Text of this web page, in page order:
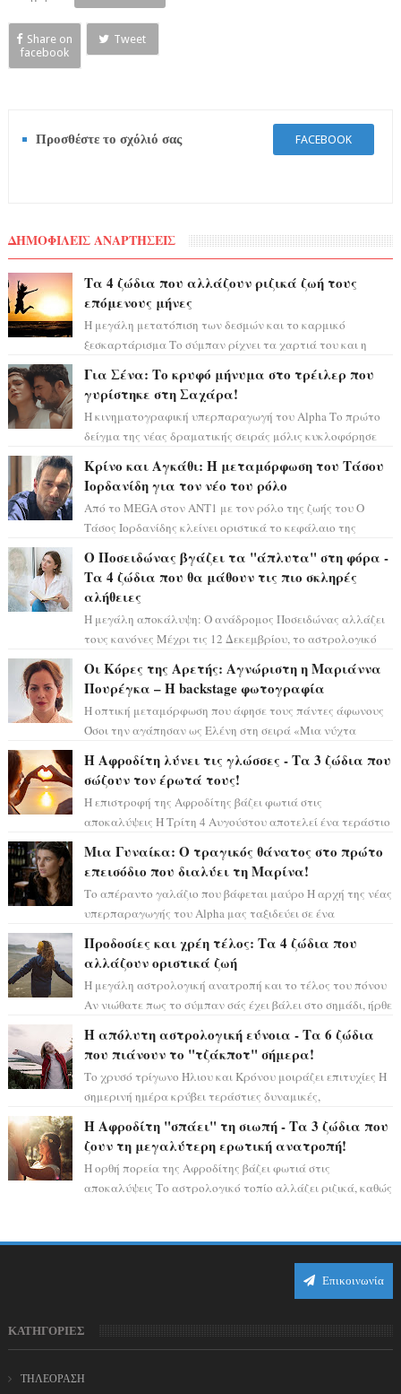
Share on
facebook
Tweet
Προσθέστε το σχόλιό σας FACEBOOK
ΔΗΜΟΦΙΛΕΙΣ ΑΝΑΡΤΗΣΕΙΣ
Τα 4 ζώδια που αλλάζουν ριζικά ζωή τους
επόμενους μήνες
Η μεγάλη μετατόπιση των δεσμών και το καρμικό
ξεσκαρτάρισμα Το σύμπαν ρίχνει τα χαρτιά του και η
Για Σένα: Το κρυφό μήνυμα στο τρέιλερ που
γυρίστηκε στη Σαχάρα!
Η κινηματογραφική υπερπαραγωγή του Alpha Το πρώτο
δείγμα της νέας δραματικής σειράς μόλις κυκλοφόρησε
Κρίνο και Αγκάθι: Η μεταμόρφωση του Τάσου
Ιορδανίδη για τον νέο του ρόλο
Από το MEGA στον ΑΝΤ1 με τον ρόλο της ζωής του Ο
Τάσος Ιορδανίδης κλείνει οριστικά το κεφάλαιο της
Ο Ποσειδώνας βγάζει τα "άπλυτα" στη φόρα -
Τα 4 ζώδια που θα μάθουν τις πιο σκληρές
αλήθειες
Η μεγάλη αποκάλυψη: Ο ανάδρομος Ποσειδώνας αλλάζει
τους κανόνες Μέχρι τις 12 Δεκεμβρίου, το αστρολογικό
Οι Κόρες της Αρετής: Αγνώριστη η Μαριάννα
Πουρέγκα – H backstage φωτογραφία
Η οπτική μεταμόρφωση που άφησε τους πάντες άφωνους
Όσοι την αγάπησαν ως Ελένη στη σειρά «Μια νύχτα
Η Αφροδίτη λύνει τις γλώσσες - Τα 3 ζώδια που
σώζουν τον έρωτά τους!
Η επιστροφή της Αφροδίτης βάζει φωτιά στις
αποκαλύψεις Η Τρίτη 4 Αυγούστου αποτελεί ένα τεράστιο
Μια Γυναίκα: Ο τραγικός θάνατος στο πρώτο
επεισόδιο που διαλύει τη Μαρίνα!
Το απέραντο γαλάζιο που βάφεται μαύρο Η αρχή της νέας
υπερπαραγωγής του Alpha μας ταξιδεύει σε ένα
Προδοσίες και χρέη τέλος: Τα 4 ζώδια που
αλλάζουν οριστικά ζωή
Η μεγάλη αστρολογική ανατροπή και το τέλος του πόνου
Αν νιώθατε πως το σύμπαν σάς έχει βάλει στο σημάδι, ήρθε
Η απόλυτη αστρολογική εύνοια - Τα 6 ζώδια
που πιάνουν το "τζάκποτ" σήμερα!
Το χρυσό τρίγωνο Ήλιου και Κρόνου μοιράζει επιτυχίες Η
σημερινή ημέρα κρύβει τεράστιες δυναμικές,
Η Αφροδίτη "σπάει" τη σιωπή - Τα 3 ζώδια που
ζουν τη μεγαλύτερη ερωτική ανατροπή!
Η ορθή πορεία της Αφροδίτης βάζει φωτιά στις
αποκαλύψεις Το αστρολογικό τοπίο αλλάζει ριζικά, καθώς
Επικοινωνία
ΚΑΤΗΓΟΡΙΕΣ
ΤΗΛΕΟΡΑΣΗ